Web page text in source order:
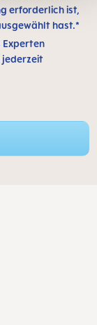
erforderlich ist,
hast.*
Experten
jederzeit